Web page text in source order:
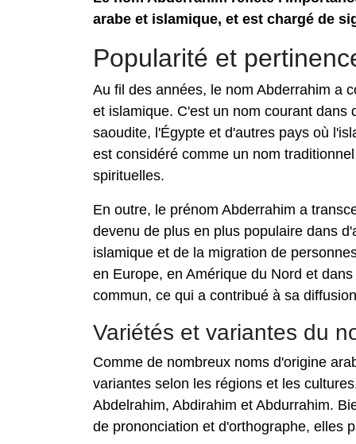
arabe et islamique, et est chargé de
Popularité et
Au fil des années, le nom Abderrahim a
et islamique. C'est un nom courant dans
saoudite, l'Égypte et d'autres pays où
est considéré comme un nom
spirituelles.
En outre, le prénom Abderrahim a
devenu de plus en plus populaire dans
islamique et de la migration de
en Europe, en Amérique du Nord et
commun, ce qui a contribué à sa
Variétés et variantes du
Comme de nombreux noms d'origine
variantes selon les régions et les
Abdelrahim, Abdirahim et Abdurrahim.
de prononciation et d'orthographe, elles